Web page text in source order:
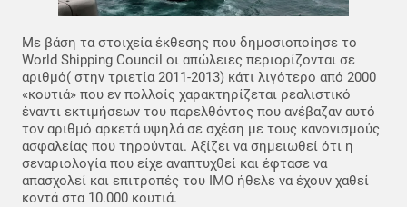
Με βάση τα στοιχεία έκθεσης που δημοσιοποίησε το
World Shipping Council οι απώλειες περιορίζονται σε
αριθμό( στην τριετία 2011-2013) κάτι λιγότερο από 2000
«κουτιά» που εν πολλοίς χαρακτηρίζεται ρεαλιστικό
έναντι εκτιμήσεων του παρελθόντος που ανέβαζαν αυτό
τον αριθμό αρκετά υψηλά σε σχέση με τους κανονισμούς
ασφαλείας που τηρούνται. Αξίζει να σημειωθεί ότι η
σεναριολογία που είχε αναπτυχθεί και έφτασε να
απασχολεί και επιτροπές του ΙΜΟ ήθελε να έχουν χαθεί
κοντά στα 10.000 κουτιά.